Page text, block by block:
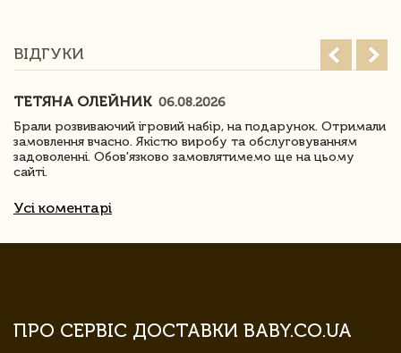
ВІДГУКИ
ТЕТЯНА ОЛЕЙНИК 06.08.2026
Брали розвиваючий ігровий набір, на подарунок. Отримали
замовлення вчасно. Якістю виробу та обслуговуванням
задоволенні. Обов'язково замовлятимемо ще на цьому
сайті.
Усі коментарі
ПРО СЕРВІС ДОСТАВКИ BABY.CO.UA